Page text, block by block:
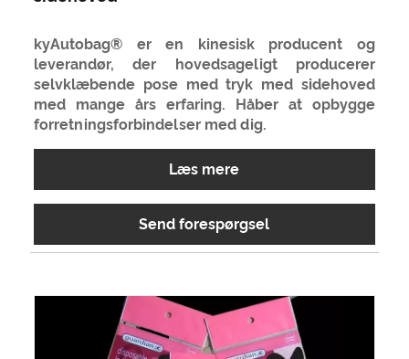
kyAutobag® er en kinesisk producent og
leverandør, der hovedsageligt producerer
selvklæbende pose med tryk med sidehoved
med mange års erfaring. Håber at opbygge
forretningsforbindelser med dig.
Læs mere
Send forespørgsel